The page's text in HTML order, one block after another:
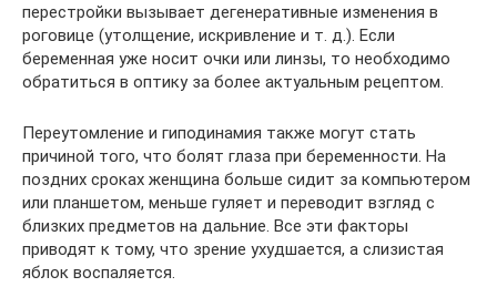
перестройки вызывает дегенеративные изменения в
роговице (утолщение, искривление и т. д.). Если
беременная уже носит очки или линзы, то необходимо
обратиться в оптику за более актуальным рецептом.
Переутомление и гиподинамия также могут стать
причиной того, что болят глаза при беременности. На
поздних сроках женщина больше сидит за компьютером
или планшетом, меньше гуляет и переводит взгляд с
близких предметов на дальние. Все эти факторы
приводят к тому, что зрение ухудшается, а слизистая
яблок воспаляется.